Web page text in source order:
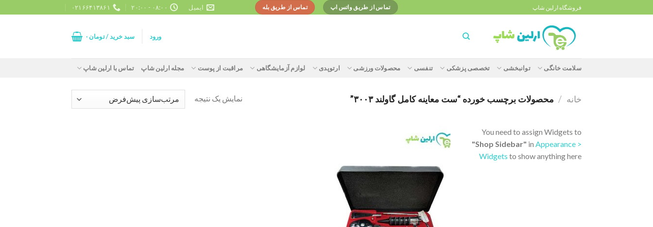
to
فروشگاه ارلین شاپ تماس از طریق واتس اپ تماس از طریق بله ایمیل ۰۸:۰۰ - ۲۰:۰۰ ۰۲۱۶۶۴۱۳۸۶۱
ورود سبد خرید /تومان ۰
سلامت خانگی توانبخشی تخصصی پزشکی تنفسی محصولات ورزشی ارتوپدی لوازم آزمایشگاهی مراقبت از پوست مجله ارلین شاپ تماس با ارلین شاپ
خانه / محصولات برچسب خورده “ست معاینه کامل گاولند ۳۰۰۳” نمایش یک نتیجه
You need to assign Widgets to
"Shop Sidebar" in Appearance >
Widgets to show anything here
Add to
wishlist